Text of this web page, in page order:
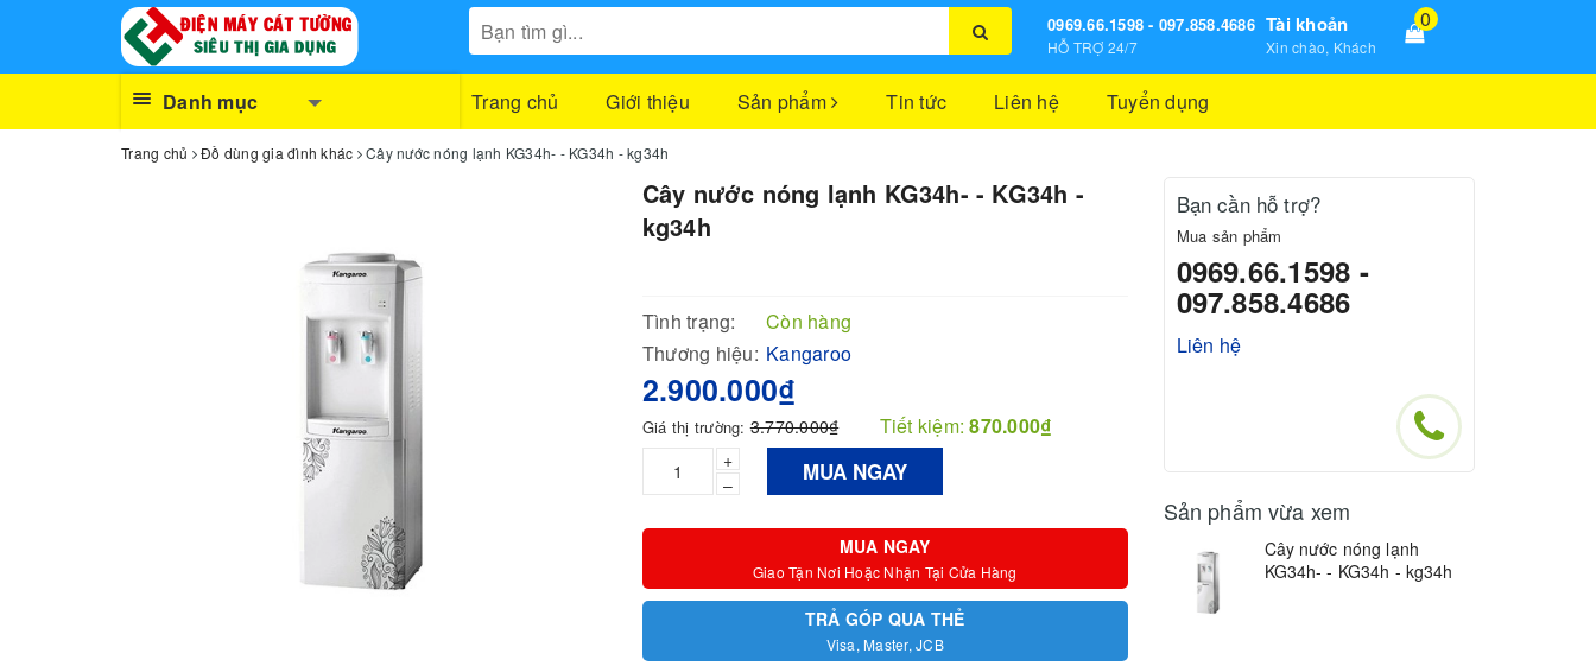
0969.66.1598 - 097.858.4686
HỖ TRỢ 24/7
Tài khoản
Xin chào, Khách
0
Danh mục Trang chủ Giới thiệu Sản phẩm Tin tức Liên hệ Tuyển dụng
Trang chủ Đồ dùng gia đình khác Cây nước nóng lạnh KG34h- - KG34h - kg34h
Cây nước nóng lạnh KG34h- - KG34h -
kg34h
Tình trạng:
Còn hàng
Thương hiệu: Kangaroo
2.900.000₫
Giá thị trường:3.770.000₫ Tiết kiệm:870.000₫
+
–
MUA NGAY
MUA NGAY
Giao Tận Nơi Hoặc Nhận Tại Cửa Hàng
TRẢ GÓP QUA THẺ
Visa, Master, JCB
Bạn cần hỗ trợ?
Mua sản phẩm
0969.66.1598 -
097.858.4686
Liên hệ
Sản phẩm vừa xem
Cây nước nóng lạnh
KG34h- - KG34h - kg34h